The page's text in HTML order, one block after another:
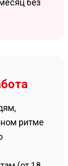
без
ритме